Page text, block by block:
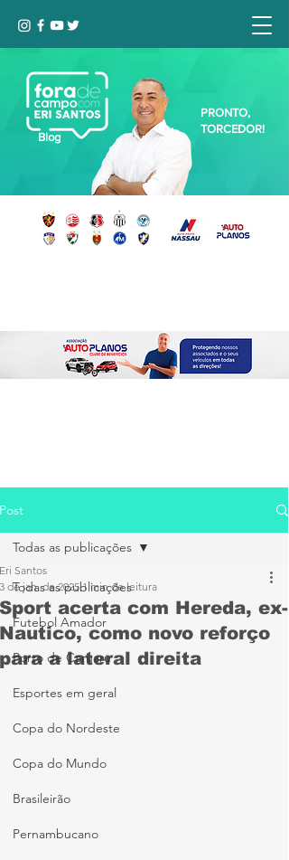
Blog
PRONTO,
TORCEDOR!
Post
Todas as publicações
Futebol Amador
Porto de Caruaru
Esportes em geral
Copa do Nordeste
Copa do Mundo
Brasileirão
Pernambucano
Todas as publicações
Sport acerta com Hereda, ex-
Nautico, como novo reforço
para a lateral direita
Eri Santos
3 de jan. de 2025 1 min de leitura